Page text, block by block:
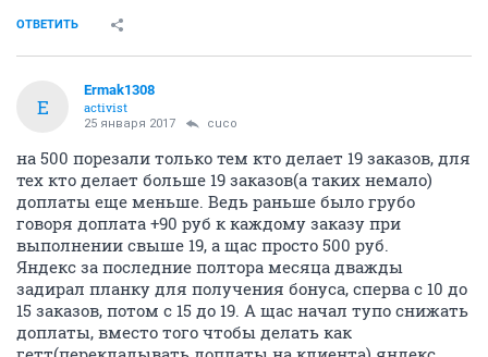
ОТВЕТИТЬ
E
Ermak1308
activist
25 января 2017 cuco
на 500 порезали только тем кто делает 19 заказов, для
тех кто делает больше 19 заказов(а таких немало)
доплаты еще меньше. Ведь раньше было грубо
говоря доплата +90 руб к каждому заказу при
выполнении свыше 19, а щас просто 500 руб.
Яндекс за последние полтора месяца дважды
задирал планку для получения бонуса, сперва с 10 до
15 заказов, потом с 15 до 19. А щас начал тупо снижать
доплаты, вместо того чтобы делать как